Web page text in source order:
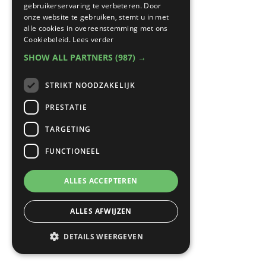
gebruikerservaring te verbeteren. Door
onze website te gebruiken, stemt u in met
alle cookies in overeenstemming met ons
Cookiebeleid. Lees verder
SHOW ALL PARTNERS (987) →
STRIKT NOODZAKELIJK
PRESTATIE
TARGETING
FUNCTIONEEL
ALLES ACCEPTEREN
ALLES AFWIJZEN
DETAILS WEERGEVEN